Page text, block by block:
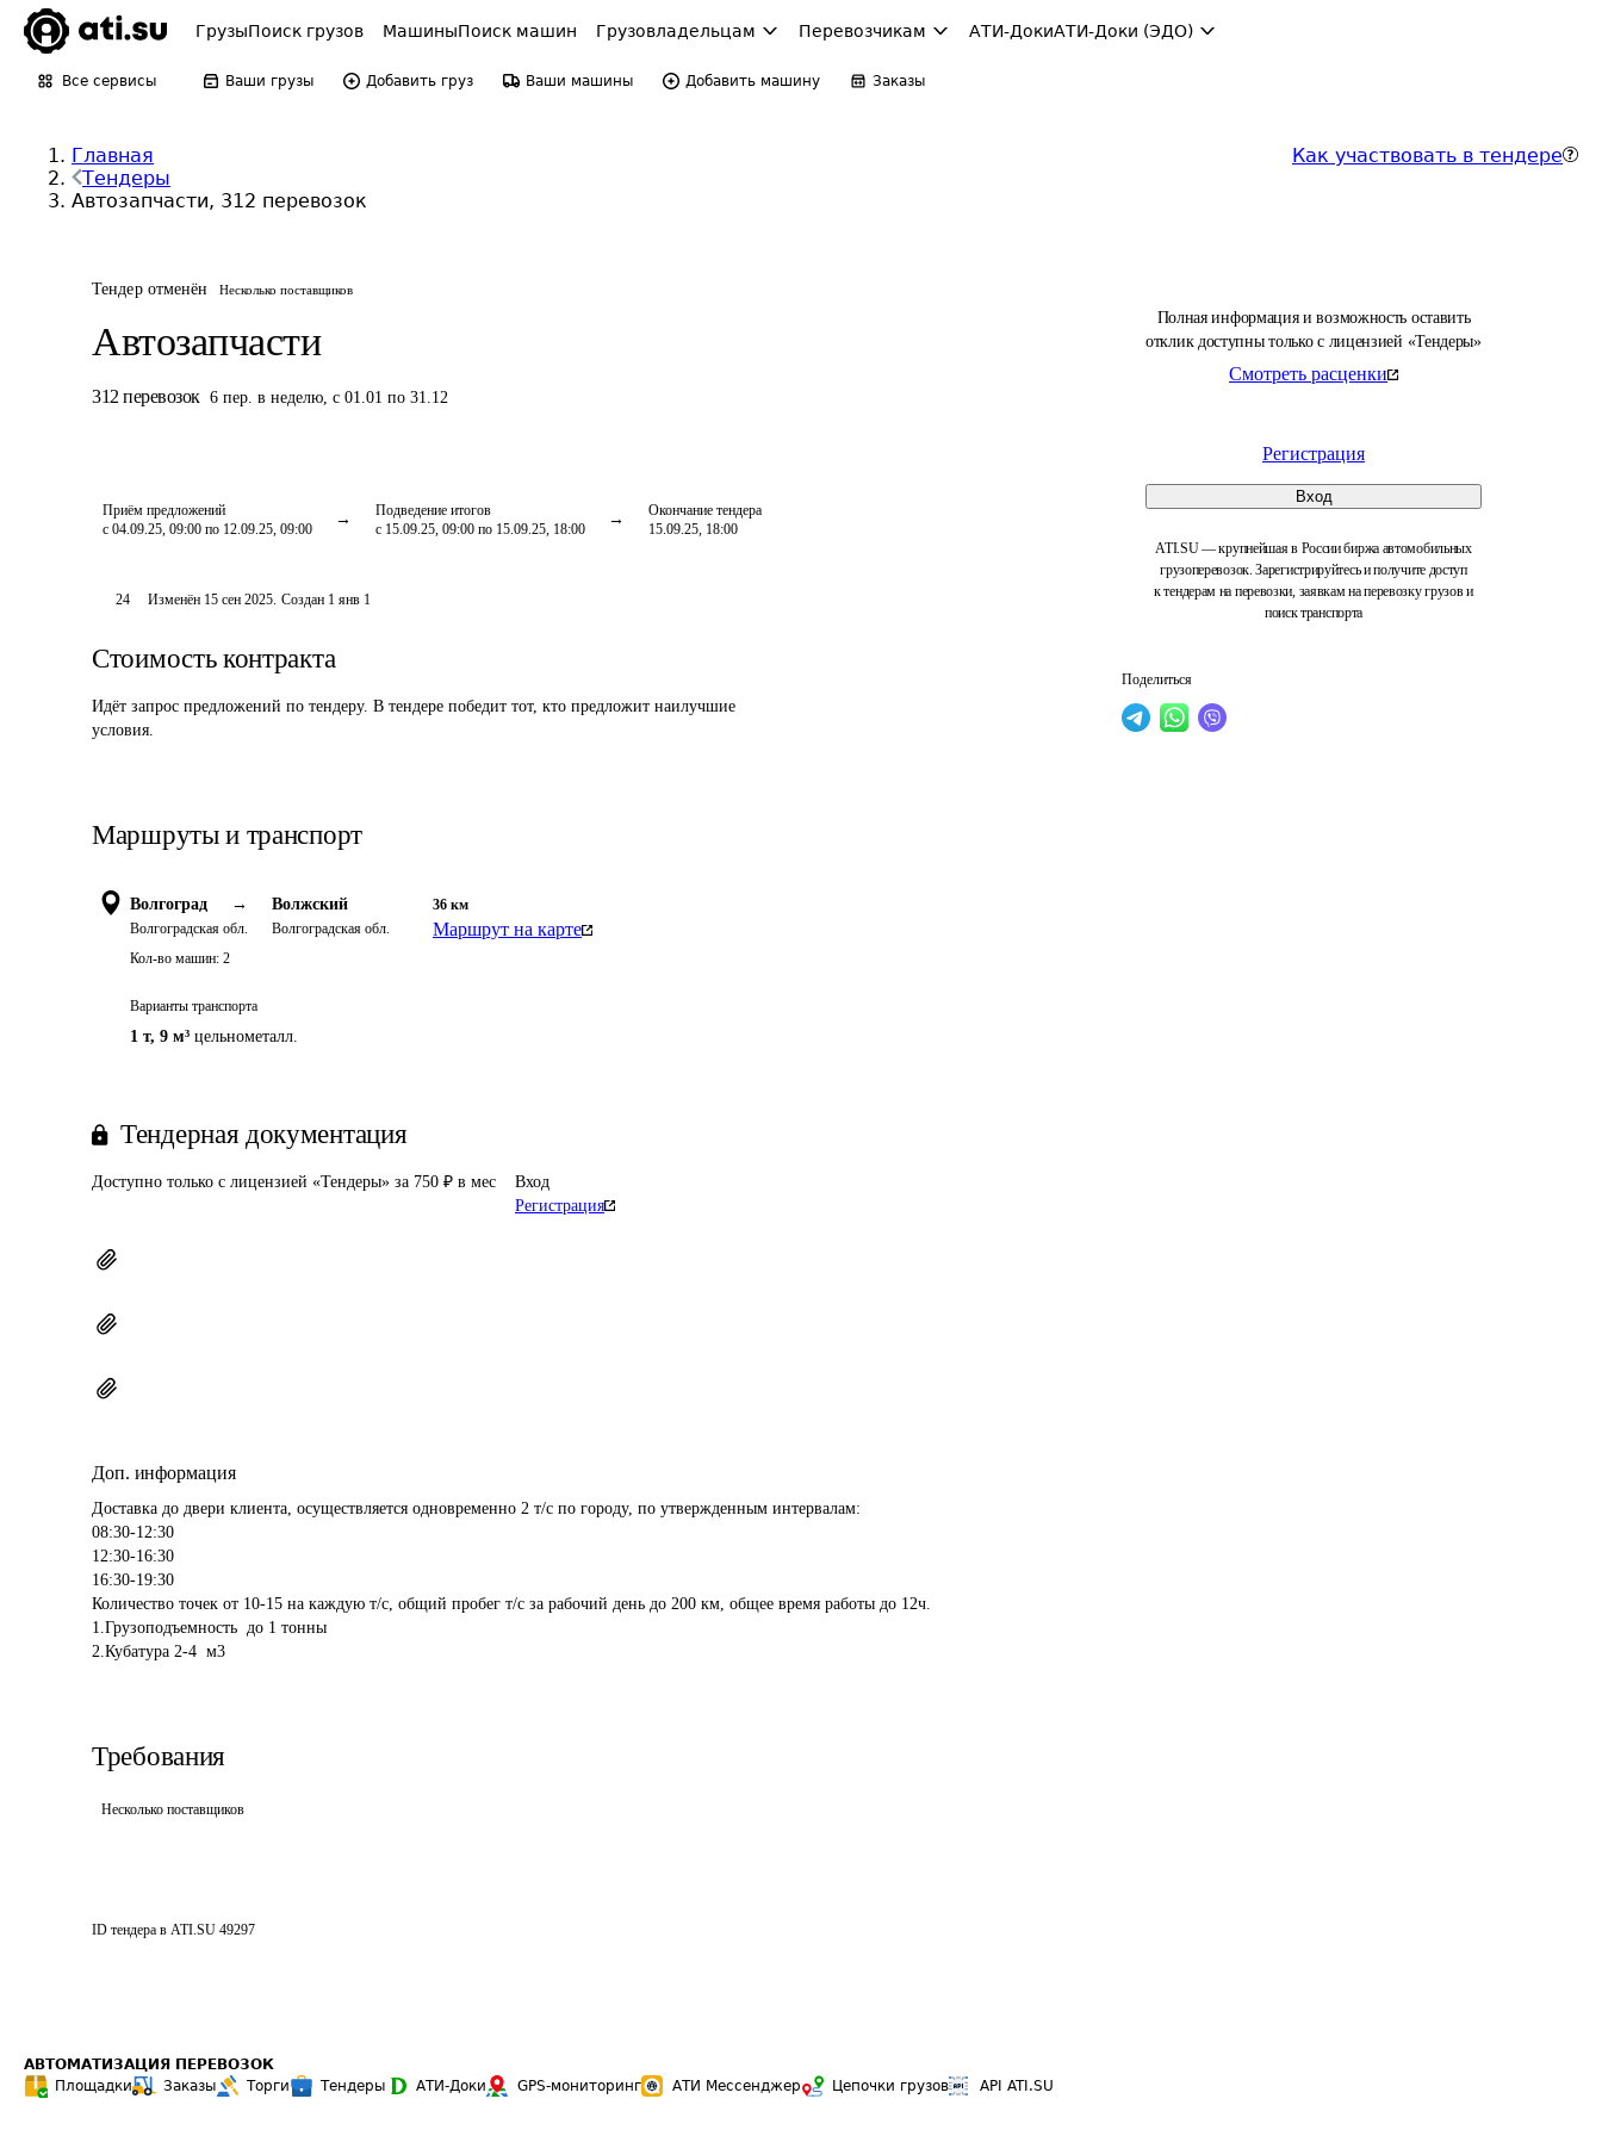
ГрузыПоиск грузов МашиныПоиск машин Грузовладельцам Перевозчикам АТИ-ДокиАТИ-Доки (ЭДО)
Все сервисы Ваши грузы Добавить груз Ваши машины Добавить машину Заказы
Главная
Тендеры
Автозапчасти, 312 перевозок
Как участвовать в тендере
Тендер отменён Несколько поставщиков
Автозапчасти
312 перевозок 6 пер. в неделю, с 01.01 по 31.12
Приём предложений
с 04.09.25, 09:00 по 12.09.25, 09:00
Подведение итогов
с 15.09.25, 09:00 по 15.09.25, 18:00
Окончание тендера
15.09.25, 18:00
Полная информация и возможность оставить
отклик доступны только с лицензией «Тендеры»
Смотреть расценки
Регистрация
Вход
ATI.SU — крупнейшая в России биржа автомобильных
грузоперевозок. Зарегистрируйтесь и получите доступ
к тендерам на перевозки, заявкам на перевозку грузов и
поиск транспорта
Поделиться
24 Изменён 15 сен 2025. Создан 1 янв 1
Стоимость контракта
Идёт запрос предложений по тендеру. В тендере победит тот, кто предложит наилучшие
условия.
Маршруты и транспорт
Волгоград →
Волгоградская обл.
Волжский
Волгоградская обл.
36 км
Маршрут на карте
Кол-во машин: 2
Варианты транспорта
1 т, 9 м³ цельнометалл.
Тендерная документация
Доступно только с лицензией «Тендеры» за 750 ₽ в мес
Вход
Регистрация
Доп. информация
Доставка до двери клиента, осуществляется одновременно 2 т/с по городу, по утвержденным интервалам:
08:30-12:30
12:30-16:30
16:30-19:30
Количество точек от 10-15 на каждую т/с, общий пробег т/с за рабочий день до 200 км, общее время работы до 12ч.
1.Грузоподъемность  до 1 тонны
Требования
Несколько поставщиков
ID тендера в ATI.SU 49297
АВТОМАТИЗАЦИЯ ПЕРЕВОЗОК
Площадки
Заказы Торги Тендеры АТИ-Доки GPS-мониторинг АТИ Мессенджер Цепочки грузов API ATI.SU